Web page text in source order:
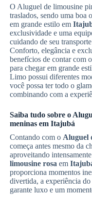
O Aluguel de limousine
traslados, sendo uma boa
em grande estilo em
exclusividade e uma
cuidando de seu
Conforto, elegância e
benefícios de contar com o
para chegar em grande
Limo possui diferentes
você possa ter todo o
combinando com a
Saiba tudo sobre o
meninas em Itajubá
Contando com o Aluguel
começa antes mesmo da
aproveitando
limousine rosa em
proporciona momentos
divertida, a experiência
garante luxo e um